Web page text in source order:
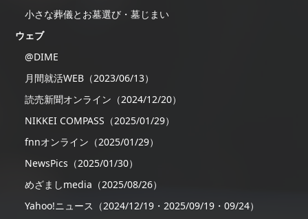
小さな葬儀とお墓選び・墓じまい
ウェブ
@DIME
月間就活WEB（2023/06/13）
読売新聞オンライン（2024/12/20）
NIKKEI COMPASS（2025/01/29）
fnnオンライン（2025/01/29）
NewsPics（2025/01/30）
めざましmedia（2025/08/26）
Yahoo!ニュース（2024/12/19・2025/09/19・09/24）